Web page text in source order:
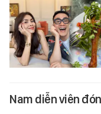
Nam diễn viên